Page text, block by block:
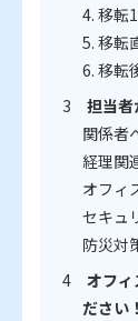
4. 移転
5. 移転
6. 移転
担当者
関係者
経理関
オフィ
セキュ
防災対
オフィ
ださい！